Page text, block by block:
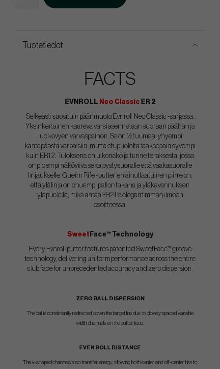
Tuotetiedot
FACTS
EVNROLL Neo Classic ER 2
Selkeästi suosituin päänmuoto Evnroll Neo Classic -sarjassa.
Yksinkertainen kaareva varsi asennetaan suoraan päähän ja
luo kevyen varvaspainon. Se on ½ tuumaa lyhyempi
kantapäästä varpaisiin, mutta etupuolelta taaksepäin syvempi
kuin ER1.2. Tuloksena on ulkonäkö ja tunne teräksestä, jossa
on pidempi näköviiva sekä pystysuoralle että vaakasuoralle
linjaukselle. Guerin Rife -putterien ainutlaatuinen piirre on,
että ylälinja on ohuempi pallon takana ja yläkavennuksen
yläpuolella, mikä antaa ER2:lle elegantimman ilmeen
osoitteessa.
Sweet Face™ Technology
Every Evnroll putter features patented SweetFace™ groove
technology, delivering uniform performance across the entire
club face for unprecedented accuracy and zero dispersion.
ZERO BALL DISPERSION
The ball is consistently redirected down the target line due to closely spaced variable
width channels on the putter face.
EVEN ROLL DISTANCE
The v-shaped channels also transfer energy, allowing both center and off-center hits to